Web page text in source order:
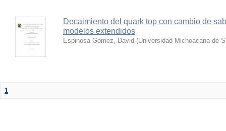
Decaimiento del quark top con cambio de
modelos extendidos
Espinosa Gómez, David (Universidad Michoacana de
1